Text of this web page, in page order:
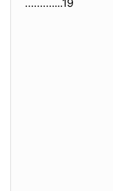
………....19